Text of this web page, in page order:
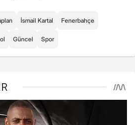
İsmail Kartal Fenerbahçe
Güncel Spor